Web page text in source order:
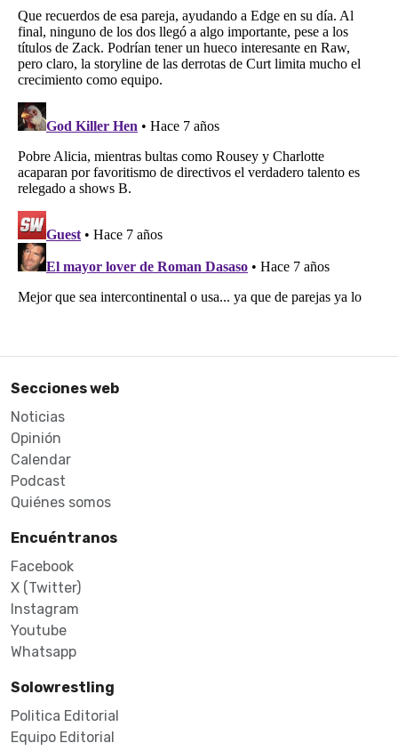
Secciones web
Noticias
Opinión
Calendar
Podcast
Quiénes somos
Encuéntranos
Facebook
X (Twitter)
Instagram
Youtube
Whatsapp
Solowrestling
Politica Editorial
Equipo Editorial